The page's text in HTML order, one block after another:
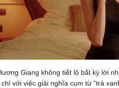
Giang không tiết lộ bất kỳ lời
với việc giải nghĩa cụm từ “trà